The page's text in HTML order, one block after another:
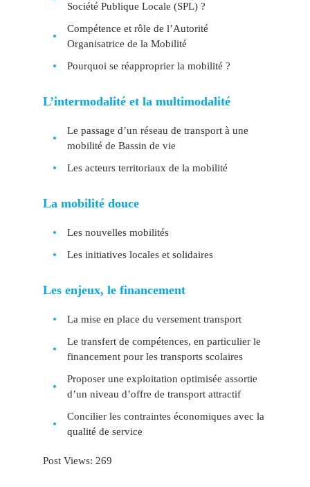
Société Publique Locale (SPL) ?
Compétence et rôle de l’Autorité
Organisatrice de la Mobilité
Pourquoi se réapproprier la mobilité ?
L’intermodalité et la multimodalité
Le passage d’un réseau de transport à une
mobilité de Bassin de vie
Les acteurs territoriaux de la mobilité
La mobilité douce
Les nouvelles mobilités
Les initiatives locales et solidaires
Les enjeux, le financement
La mise en place du versement transport
Le transfert de compétences, en particulier le
financement pour les transports scolaires
Proposer une exploitation optimisée assortie
d’un niveau d’offre de transport attractif
Concilier les contraintes économiques avec la
qualité de service
Post Views: 269